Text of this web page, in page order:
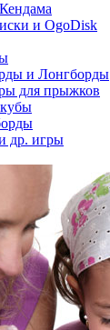
и OgoDisk
и Лонгборды
для прыжков
др. игры